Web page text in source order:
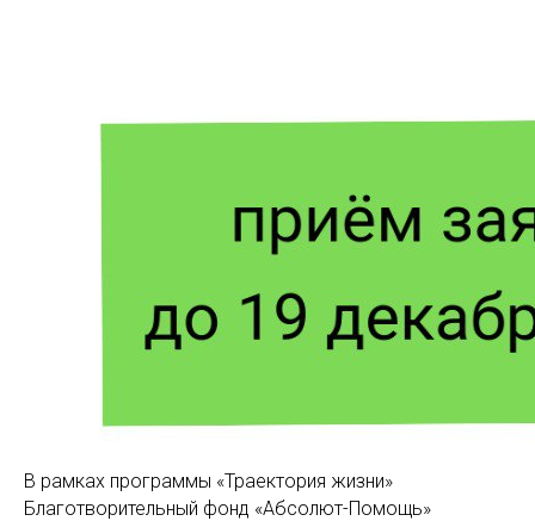
В рамках программы «Траектория жизни»
Благотворительный фонд «Абсолют-Помощь»